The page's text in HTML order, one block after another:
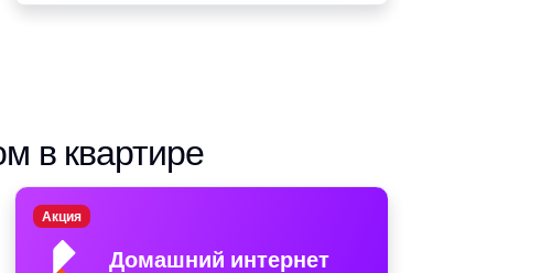
в квартире
Домашний интернет
Акция